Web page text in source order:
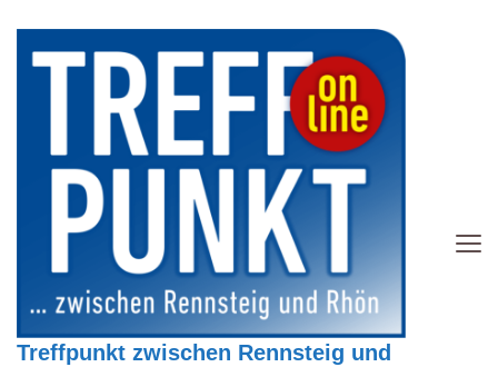
Treffpunkt zwischen Rennsteig und